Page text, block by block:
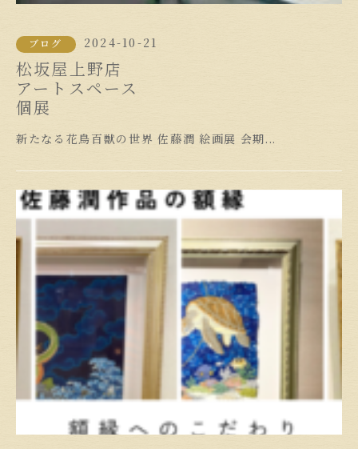
ブログ 2024-10-21
松坂屋上野店
アートスペース
個展
新たなる花鳥百獣の世界 佐藤潤 絵画展 会期...